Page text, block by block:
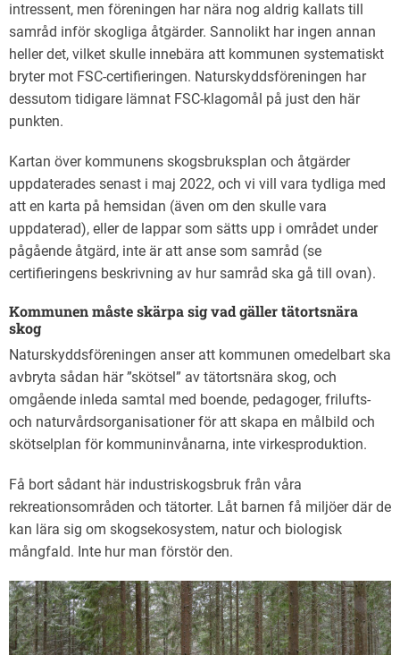
intressent, men föreningen har nära nog aldrig kallats till
samråd inför skogliga åtgärder. Sannolikt har ingen annan
heller det, vilket skulle innebära att kommunen systematiskt
bryter mot FSC-certifieringen. Naturskyddsföreningen har
dessutom tidigare lämnat FSC-klagomål på just den här
punkten.
Kartan över kommunens skogsbruksplan och åtgärder
uppdaterades senast i maj 2022, och vi vill vara tydliga med
att en karta på hemsidan (även om den skulle vara
uppdaterad), eller de lappar som sätts upp i området under
pågående åtgärd, inte är att anse som samråd (se
certifieringens beskrivning av hur samråd ska gå till ovan).
Kommunen måste skärpa sig vad gäller tätortsnära
skog
Naturskyddsföreningen anser att kommunen omedelbart ska
avbryta sådan här ”skötsel” av tätortsnära skog, och
omgående inleda samtal med boende, pedagoger, frilufts-
och naturvårdsorganisationer för att skapa en målbild och
skötselplan för kommuninvånarna, inte virkesproduktion.
Få bort sådant här industriskogsbruk från våra
rekreationsområden och tätorter. Låt barnen få miljöer där de
kan lära sig om skogsekosystem, natur och biologisk
mångfald. Inte hur man förstör den.